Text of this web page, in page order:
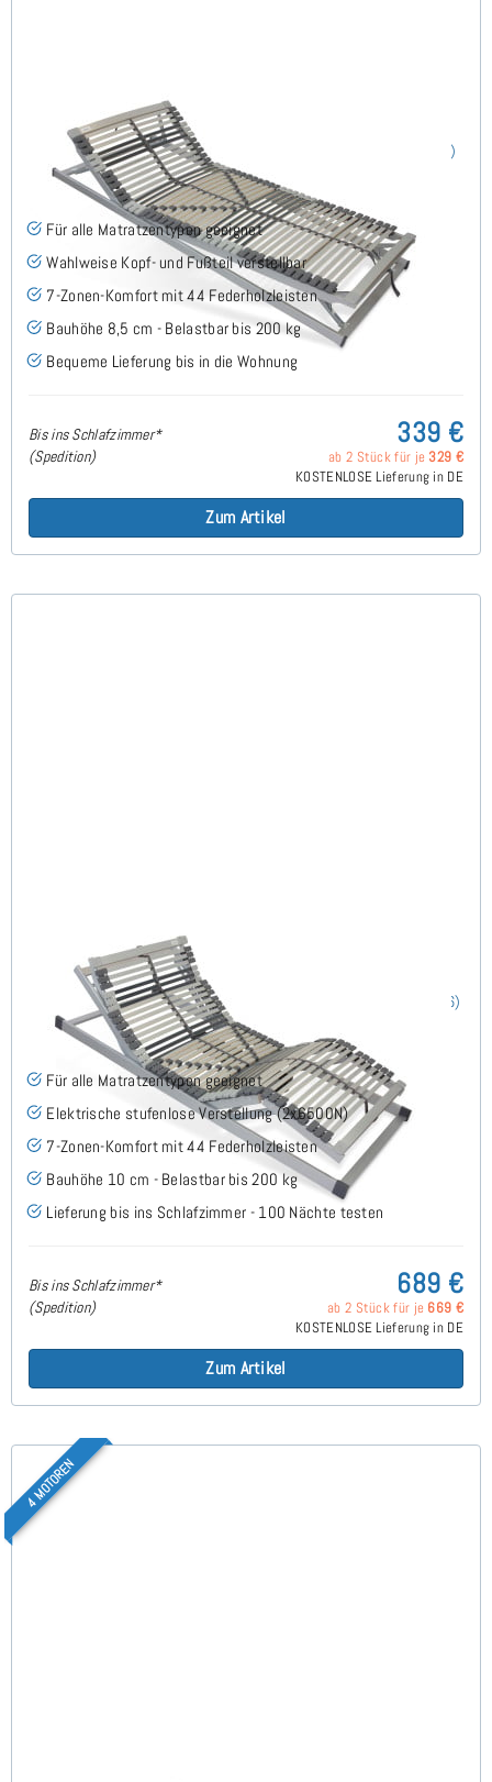
Nimbo 44 KFV - Lattenrost 70x200 cm (76)
Für alle Matratzentypen geeignet
Wahlweise Kopf- und Fußteil verstellbar
7-Zonen-Komfort mit 44 Federholzleisten
Bauhöhe 8,5 cm - Belastbar bis 200 kg
Bequeme Lieferung bis in die Wohnung
Bis ins Schlafzimmer*
(Spedition)
339 €
ab 2 Stück für je 329 €
KOSTENLOSE Lieferung in DE
Zum Artikel
Nimbo 44 EKFV - Lattenrost 70x200 cm (66)
Für alle Matratzentypen geeignet
Elektrische stufenlose Verstellung (2x6500N)
7-Zonen-Komfort mit 44 Federholzleisten
Bauhöhe 10 cm - Belastbar bis 200 kg
Lieferung bis ins Schlafzimmer - 100 Nächte testen
Bis ins Schlafzimmer*
(Spedition)
689 €
ab 2 Stück für je 669 €
KOSTENLOSE Lieferung in DE
Zum Artikel
4 MOTOREN